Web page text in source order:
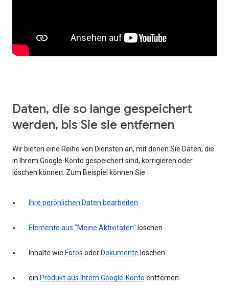
Daten, die so lange gespeichert
werden, bis Sie sie entfernen
Wir bieten eine Reihe von Diensten an, mit denen Sie Daten, die
in Ihrem Google-Konto gespeichert sind, korrigieren oder
löschen können. Zum Beispiel können Sie
Ihre perönlichen Daten bearbeiten
Elemente aus "Meine Aktivitäten" löschen
Inhalte wie Fotos oder Dokumente löschen
ein Produkt aus Ihrem Google-Konto entfernen